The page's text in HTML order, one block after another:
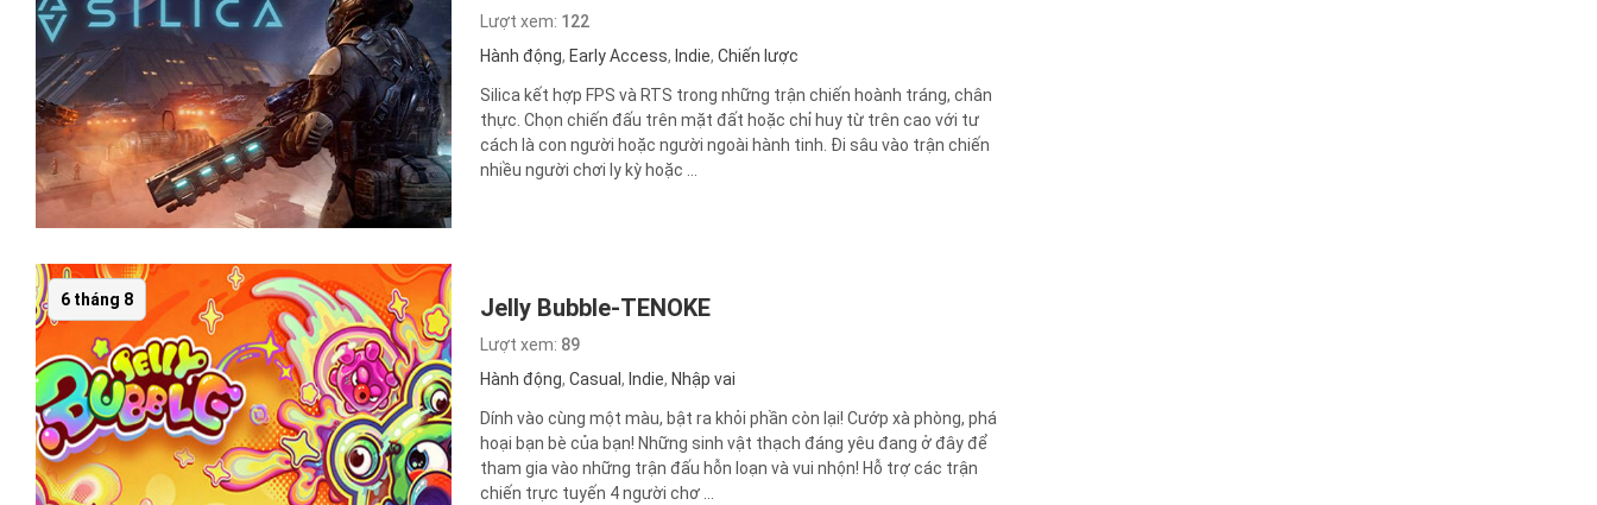
Lượt xem: 122
Hành động, Early Access, Indie, Chiến lược
Silica kết hợp FPS và RTS trong những trận chiến hoành tráng, chân
thực. Chọn chiến đấu trên mặt đất hoặc chỉ huy từ trên cao với tư
cách là con người hoặc người ngoài hành tinh. Đi sâu vào trận chiến
nhiều người chơi ly kỳ hoặc ...
6 tháng 8 Jelly Bubble-TENOKE
Lượt xem: 89
Hành động, Casual, Indie, Nhập vai
Dính vào cùng một màu, bật ra khỏi phần còn lại! Cướp xà phòng, phá
hoại bạn bè của bạn! Những sinh vật thạch đáng yêu đang ở đây để
tham gia vào những trận đấu hỗn loạn và vui nhộn! Hỗ trợ các trận
chiến trực tuyến 4 người chơ ...